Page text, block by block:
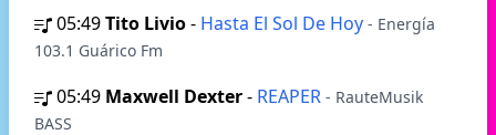
05:49Tito Livio- Hasta El Sol De Hoy - Energía
103.1 Guárico Fm
05:49 Maxwell Dexter- REAPER - RauteMusik
BASS